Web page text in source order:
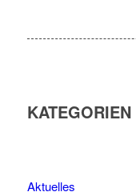
KATEGORIEN
Aktuelles